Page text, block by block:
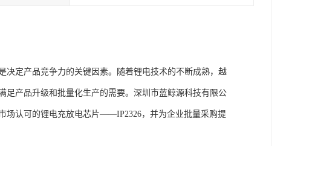
定产品竞争力的关键因素。随着锂电技术的不断成熟，越
产品升级和批量化生产的需要。深圳市蓝鲸源科技有限公
场认可的锂电充放电芯片——IP2326，并为企业批量采购提